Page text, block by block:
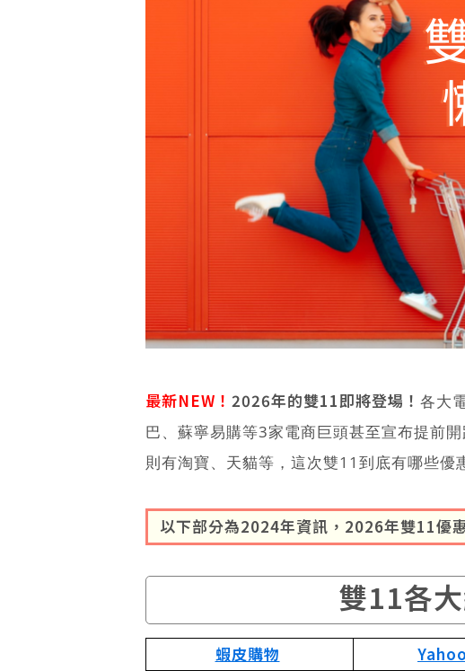
最新NEW！ 2026年的雙11即將登場！ 各大
巴、蘇寧易購等3家電商巨頭甚至宣布提前
則有淘寶、天貓等，這次雙11到底有哪些優
以下部分為2024年資訊，2026年雙11優
雙11各
蝦皮購物